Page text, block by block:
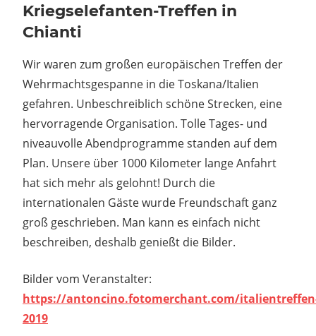
Kriegselefanten-Treffen in
Chianti
Wir waren zum großen europäischen Treffen der
Wehrmachtsgespanne in die Toskana/Italien
gefahren. Unbeschreiblich schöne Strecken, eine
hervorragende Organisation. Tolle Tages- und
niveauvolle Abendprogramme standen auf dem
Plan. Unsere über 1000 Kilometer lange Anfahrt
hat sich mehr als gelohnt! Durch die
internationalen Gäste wurde Freundschaft ganz
groß geschrieben. Man kann es einfach nicht
beschreiben, deshalb genießt die Bilder.
Bilder vom Veranstalter:
https://antoncino.fotomerchant.com/
2019